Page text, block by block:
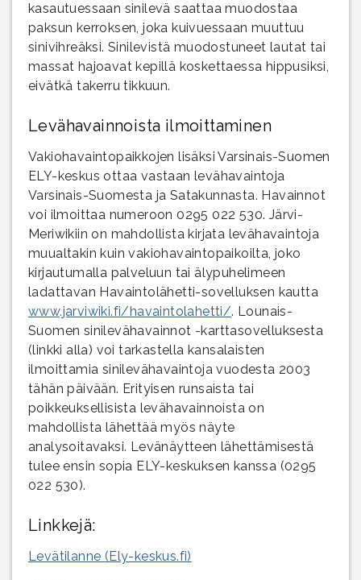
kasautuessaan sinilevä saattaa muodostaa
paksun kerroksen, joka kuivuessaan muuttuu
sinivihreäksi. Sinilevistä muodostuneet lautat tai
massat hajoavat kepillä koskettaessa hippusiksi,
eivätkä takerru tikkuun.
Levähavainnoista ilmoittaminen
Vakiohavaintopaikkojen lisäksi Varsinais-Suomen
ELY-keskus ottaa vastaan levähavaintoja
Varsinais-Suomesta ja Satakunnasta. Havainnot
voi ilmoittaa numeroon 0295 022 530. Järvi-
Meriwikiin on mahdollista kirjata levähavaintoja
muualtakin kuin vakiohavaintopaikoilta, joko
kirjautumalla palveluun tai älypuhelimeen
ladattavan Havaintolähetti-sovelluksen kautta
www.jarviwiki.fi/havaintolahetti/. Lounais-
Suomen sinilevähavainnot -karttasovelluksesta
(linkki alla) voi tarkastella kansalaisten
ilmoittamia sinilevähavaintoja vuodesta 2003
tähän päivään. Erityisen runsaista tai
poikkeuksellisista levähavainnoista on
mahdollista lähettää myös näyte
analysoitavaksi. Levänäytteen lähettämisestä
tulee ensin sopia ELY-keskuksen kanssa (0295
022 530).
Linkkejä:
Levätilanne (Ely-keskus.fi)